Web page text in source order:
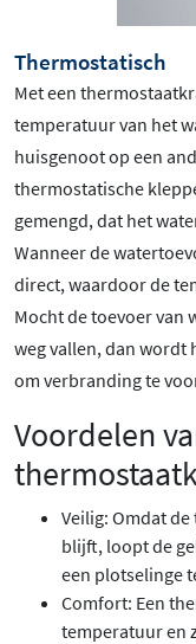
Thermostatisch
Met een
temperatuur van het
huisgenoot op een
thermostatische
gemengd, dat het
Wanneer de
direct, waardoor de
Mocht de toevoer van
weg vallen, dan wordt
om verbranding te
Voordelen
Veilig: Omdat
blijft, loopt de
een plotselinge
Comfort: Een
temperatuur en